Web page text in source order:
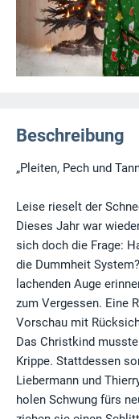
Beschreibung
„Pleiten, Pech und
Leise rieselt der
Dieses Jahr war
sich doch die Frage:
die Dummheit
lachenden Auge
zum Vergessen. Eine
Vorschau mit
Das Christkind
Krippe. Stattdessen
Liebermann und
holen Schwung fürs